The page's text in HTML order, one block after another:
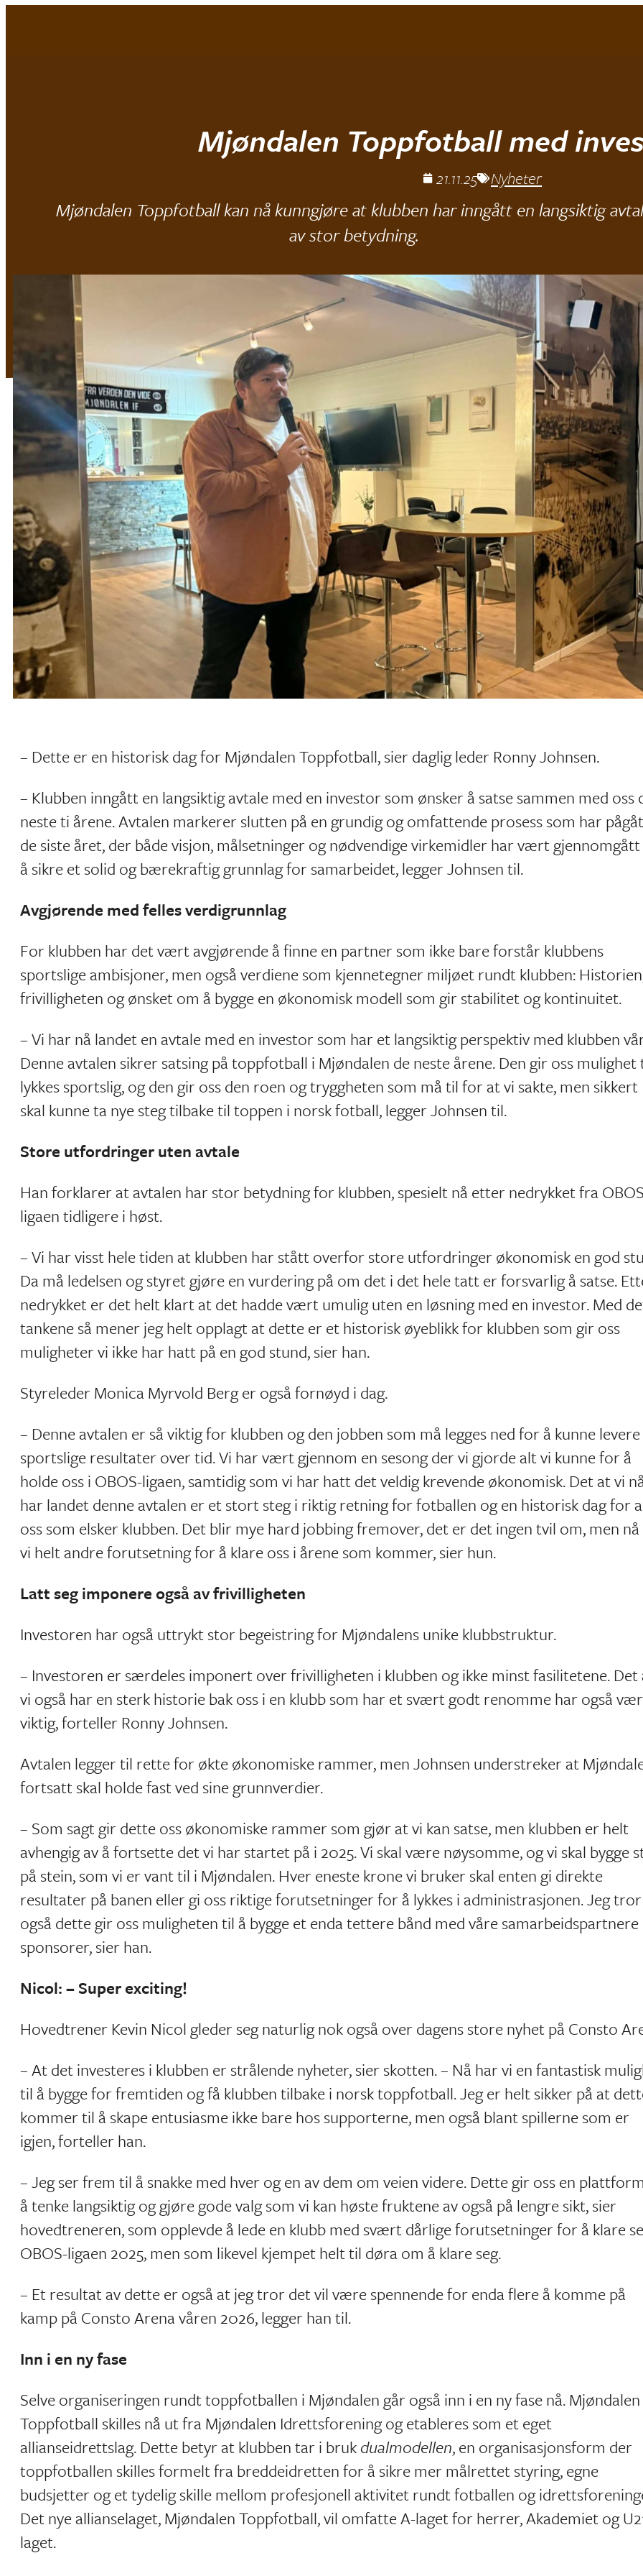
Mjøndalen Toppfotball med
21.11.25 Nyheter
Mjøndalen Toppfotball kan nå kunngjøre at klubben har inngått en langsiktig
av stor betydning.
– Dette er en historisk dag for Mjøndalen Toppfotball, sier daglig leder Ronny Johnsen.
– Klubben inngått en langsiktig avtale med en investor som ønsker å satse sammen med oss
neste ti årene. Avtalen markerer slutten på en grundig og omfattende prosess som har
de siste året, der både visjon, målsetninger og nødvendige virkemidler har vært
å sikre et solid og bærekraftig grunnlag for samarbeidet, legger Johnsen til.
Avgjørende med felles verdigrunnlag
For klubben har det vært avgjørende å finne en partner som ikke bare forstår klubbens
sportslige ambisjoner, men også verdiene som kjennetegner miljøet rundt klubben:
frivilligheten og ønsket om å bygge en økonomisk modell som gir stabilitet og kontinuitet.
– Vi har nå landet en avtale med en investor som har et langsiktig perspektiv med klubben
Denne avtalen sikrer satsing på toppfotball i Mjøndalen de neste årene. Den gir oss mulighet
lykkes sportslig, og den gir oss den roen og tryggheten som må til for at vi sakte, men sikkert
skal kunne ta nye steg tilbake til toppen i norsk fotball, legger Johnsen til.
Store utfordringer uten avtale
Han forklarer at avtalen har stor betydning for klubben, spesielt nå etter nedrykket fra
ligaen tidligere i høst.
– Vi har visst hele tiden at klubben har stått overfor store utfordringer økonomisk en god
Da må ledelsen og styret gjøre en vurdering på om det i det hele tatt er forsvarlig å satse.
nedrykket er det helt klart at det hadde vært umulig uten en løsning med en investor. Med
tankene så mener jeg helt opplagt at dette er et historisk øyeblikk for klubben som gir oss
muligheter vi ikke har hatt på en god stund, sier han.
Styreleder Monica Myrvold Berg er også fornøyd i dag.
– Denne avtalen er så viktig for klubben og den jobben som må legges ned for å kunne levere
sportslige resultater over tid. Vi har vært gjennom en sesong der vi gjorde alt vi kunne for å
holde oss i OBOS-ligaen, samtidig som vi har hatt det veldig krevende økonomisk. Det at vi
har landet denne avtalen er et stort steg i riktig retning for fotballen og en historisk dag for
oss som elsker klubben. Det blir mye hard jobbing fremover, det er det ingen tvil om, men
vi helt andre forutsetning for å klare oss i årene som kommer, sier hun.
Latt seg imponere også av frivilligheten
Investoren har også uttrykt stor begeistring for Mjøndalens unike klubbstruktur.
– Investoren er særdeles imponert over frivilligheten i klubben og ikke minst fasilitetene. Det
vi også har en sterk historie bak oss i en klubb som har et svært godt renomme har også
viktig, forteller Ronny Johnsen.
Avtalen legger til rette for økte økonomiske rammer, men Johnsen understreker at
fortsatt skal holde fast ved sine grunnverdier.
– Som sagt gir dette oss økonomiske rammer som gjør at vi kan satse, men klubben er helt
avhengig av å fortsette det vi har startet på i 2025. Vi skal være nøysomme, og vi skal bygge
på stein, som vi er vant til i Mjøndalen. Hver eneste krone vi bruker skal enten gi direkte
resultater på banen eller gi oss riktige forutsetninger for å lykkes i administrasjonen. Jeg tror
også dette gir oss muligheten til å bygge et enda tettere bånd med våre samarbeidspartnere
sponsorer, sier han.
Nicol: – Super exciting!
Hovedtrener Kevin Nicol gleder seg naturlig nok også over dagens store nyhet på Consto
– At det investeres i klubben er strålende nyheter, sier skotten. – Nå har vi en fantastisk
til å bygge for fremtiden og få klubben tilbake i norsk toppfotball. Jeg er helt sikker på at
kommer til å skape entusiasme ikke bare hos supporterne, men også blant spillerne som er
igjen, forteller han.
– Jeg ser frem til å snakke med hver og en av dem om veien videre. Dette gir oss en
å tenke langsiktig og gjøre gode valg som vi kan høste fruktene av også på lengre sikt, sier
hovedtreneren, som opplevde å lede en klubb med svært dårlige forutsetninger for å klare
OBOS-ligaen 2025, men som likevel kjempet helt til døra om å klare seg.
– Et resultat av dette er også at jeg tror det vil være spennende for enda flere å komme på
kamp på Consto Arena våren 2026, legger han til.
Inn i en ny fase
Selve organiseringen rundt toppfotballen i Mjøndalen går også inn i en ny fase nå. Mjøndalen
Toppfotball skilles nå ut fra Mjøndalen Idrettsforening og etableres som et eget
allianseidrettslag. Dette betyr at klubben tar i brukdualmodellen, en organisasjonsform der
toppfotballen skilles formelt fra breddeidretten for å sikre mer målrettet styring, egne
budsjetter og et tydelig skille mellom profesjonell aktivitet rundt fotballen og
Det nye allianselaget, Mjøndalen Toppfotball, vil omfatte A-laget for herrer, Akademiet og
laget.